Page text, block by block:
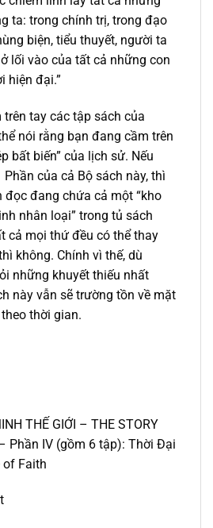
ta: trong chính trị, trong đạo
biện, tiểu thuyết, người ta
lối vào của tất cả những con
hiện đại.”
tay các tập sách của
nói rằng bạn đang cầm trên
bất biến” của lịch sử. Nếu
của cả Bộ sách này, thì
đọc đang chứa cả một “kho
nhân loại” trong tủ sách
cả mọi thứ đều có thể thay
không. Chính vì thế, dù
những khuyết thiếu nhất
này vẫn sẽ trường tồn về mặt
thời gian.
THẾ GIỚI – THE STORY
– Phần IV (gồm 6 tập): Thời Đại
Faith